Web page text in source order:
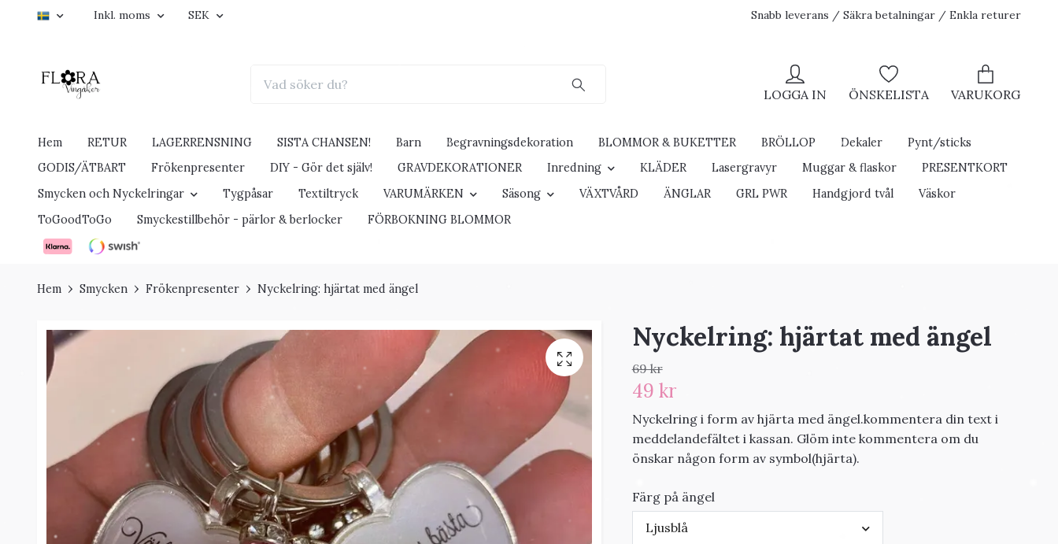
Inkl. moms SEK Snabb leverans / Säkra betalningar / Enkla returer
LOGGA IN ÖNSKELISTA VARUKORG
Hem RETUR LAGERRENSNING SISTA CHANSEN! Barn Begravningsdekoration BLOMMOR & BUKETTER BRÖLLOP Dekaler
Pynt/sticks
GODIS/ÄTBART
Frökenpresenter DIY - Gör det själv! GRAVDEKORATIONER Inredning KLÄDER Lasergravyr Muggar & flaskor
PRESENTKORT
Smycken och Nyckelringar
Tygpåsar Textiltryck VARUMÄRKEN Säsong VÄXTVÅRD ÄNGLAR GRL PWR Handgjord tvål
Väskor
ToGoodToGo
Smyckestillbehör - pärlor & berlocker FÖRBOKNING BLOMMOR
Hem Smycken Frökenpresenter Nyckelring: hjärtat med ängel
Nyckelring: hjärtat med ängel
69 kr
49 kr
Nyckelring i form av hjärta med ängel.kommentera din text i
meddelandefältet i kassan. Glöm inte kommentera om du
önskar någon form av symbol(hjärta).
Färg på ängel
Ljusblå